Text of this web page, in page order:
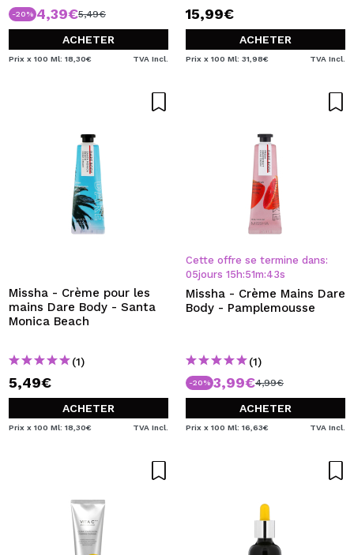
-20% 4,39€5,49€
ACHETER
Prix x 100 Ml: 18,30€ TVA Incl.
15,99€
ACHETER
Prix x 100 Ml: 31,98€ TVA Incl.
Missha - Crème pour les
mains Dare Body - Santa
Monica Beach
(1)
5,49€
ACHETER
Prix x 100 Ml: 18,30€ TVA Incl.
Cette offre se termine dans:
05jours 15 h:51m:43s
Missha - Crème Mains Dare
Body - Pamplemousse
(1)
-20% 3,99€4,99€
ACHETER
Prix x 100 Ml: 16,63€ TVA Incl.